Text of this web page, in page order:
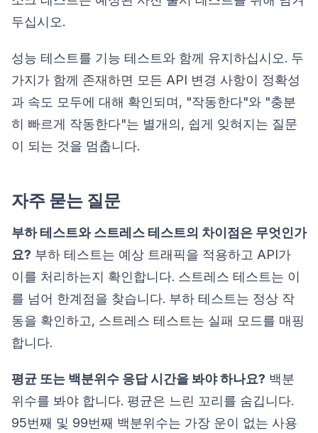
두십시오.
성능 테스트를 기능 테스트와 함께 유지하십시오. 두
가지가 함께 존재하면 모든 API 변경 사항이 정확성
과 속도 모두에 대해 확인되며, "작동한다"와 "충분
히 빠르게 작동한다"는 별개의, 쉽게 잊혀지는 질문
이 되는 것을 멈춥니다.
자주 묻는 질문
부하 테스트와 스트레스 테스트의 차이점은 무엇인가
요? 부하 테스트는 예상 트래픽을 적용하고 API가
이를 처리하는지 확인합니다. 스트레스 테스트는 이
를 넘어 한계점을 찾습니다. 부하 테스트는 정상 작
동을 확인하고, 스트레스 테스트는 실패 모드를 매핑
합니다.
평균 또는 백분위수 응답 시간을 봐야 하나요? 백분
위수를 봐야 합니다. 평균은 느린 꼬리를 숨깁니다.
95번째 및 99번째 백분위수는 가장 운이 없는 사용